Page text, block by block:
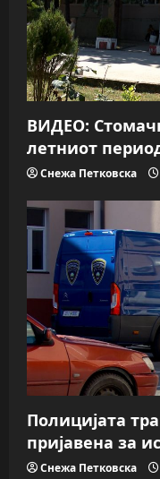
ВИДЕО:
летниот
Снежа Петковска
Полицијата
пријавена за
Снежа Петковска